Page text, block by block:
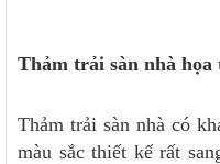
Thảm trải sàn nhà họa
Thảm trải sàn nhà có
màu sắc thiết kế rất